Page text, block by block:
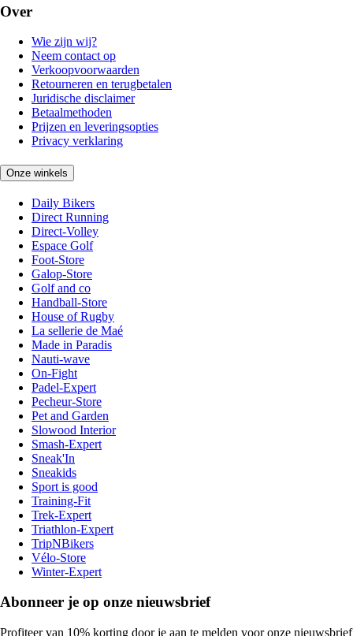
Over
Wie zijn wij?
Neem contact op
Verkoopvoorwaarden
Retourneren en terugbetalen
Juridische disclaimer
Betaalmethoden
Prijzen en leveringsopties
Privacy verklaring
Onze winkels
Daily Bikers
Direct Running
Direct-Volley
Espace Golf
Foot-Store
Galop-Store
Golf and co
Handball-Store
House of Rugby
La sellerie de Maé
Made in Paradis
Nauti-wave
On-Fight
Padel-Expert
Pecheur-Store
Pet and Garden
Slowood Interior
Smash-Expert
Sneak'In
Sneakids
Sport is good
Training-Fit
Trek-Expert
Triathlon-Expert
TripNBikers
Vélo-Store
Winter-Expert
Abonneer je op onze nieuwsbrief
Profiteer van 10% korting door je aan te melden voor onze nieuwsbrief